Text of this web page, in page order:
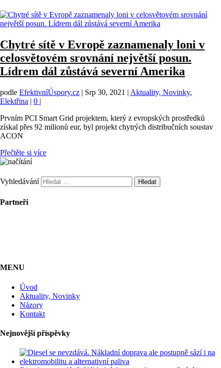
Chytré sítě v Evropě zaznamenaly loni v
celosvětovém srovnání největší posun.
Lídrem dál zůstává severní Amerika
podle EfektivníÚspory.cz | Srp 30, 2021 | Aktuality, Novinky,
Elektřina | 0 |
Prvním PCI Smart Grid projektem, který z evropských prostředků
získal přes 92 milionů eur, byl projekt chytrých distribučních soustav
ACON
Přečtěte si více
Vyhledávání
Partneři
MENU
Úvod
Aktuality, Novinky
Názory
Kontakt
Nejnovější příspěvky